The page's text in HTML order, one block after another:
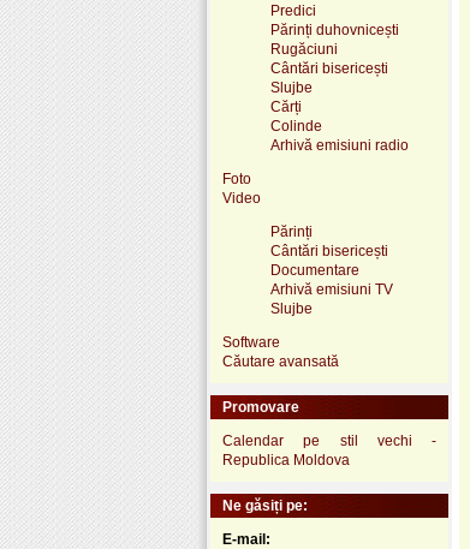
Predici
Părinți duhovnicești
Rugăciuni
Cântări bisericești
Slujbe
Cărți
Colinde
Arhivă emisiuni radio
Foto
Video
Părinți
Cântări bisericești
Documentare
Arhivă emisiuni TV
Slujbe
Software
Căutare avansată
Promovare
Calendar pe stil vechi -
Republica Moldova
Ne găsiți pe:
E-mail: